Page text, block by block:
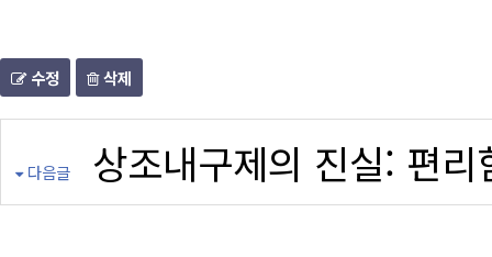
수정 삭제
다음글 상조내구제의 진실: 편